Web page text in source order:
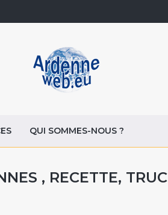
QUI SOMMES-NOUS ?
, RECETTE, TRUC